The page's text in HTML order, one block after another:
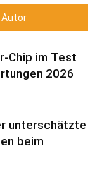
Autor
Chip im Test
2026
unterschätzte
beim